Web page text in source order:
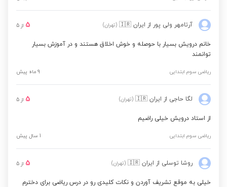
علوم تجربی سوم ابتدایی
نگارش فارسی چهارم
ابتدایی
ابتدایی
مشاهده قیمت
علوم تجربی ششم
ابتدایی
آرتامهر ولی پور از ایران 🇮🇷 (تهران) 5 از 5
خانم درویش بسیار با حوصله و خوش اخلاق هستند و در آموزش بسیار
توانمند
ریاضی سوم ابتدایی 9 ماه پیش
لگا حاجی از ایران 🇮🇷 (تهران) 5 از 5
از استاد درویش خیلی راضیم
ریاضی سوم ابتدایی 1 سال پیش
روشا توسلی از ایران 🇮🇷 (تهران) 5 از 5
خیلی به موقع تشریف آوردن و نکات کلیدی رو در درس ریاضی برای دخترم